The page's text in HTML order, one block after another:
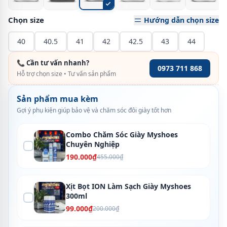
Chọn size Hướng dẫn chọn size
40 40.5 41 42 42.5 43 44
📞 Cần tư vấn nhanh?
Hỗ trợ chọn size • Tư vấn sản phẩm
0973 711 868
Sản phẩm mua kèm
Gợi ý phụ kiện giúp bảo vệ và chăm sóc đôi giày tốt hơn
Combo Chăm Sóc Giày Myshoes
Chuyên Nghiệp
190.000₫455.000₫
Xịt Bọt ION Làm Sạch Giày Myshoes
300ml
99.000₫200.000₫